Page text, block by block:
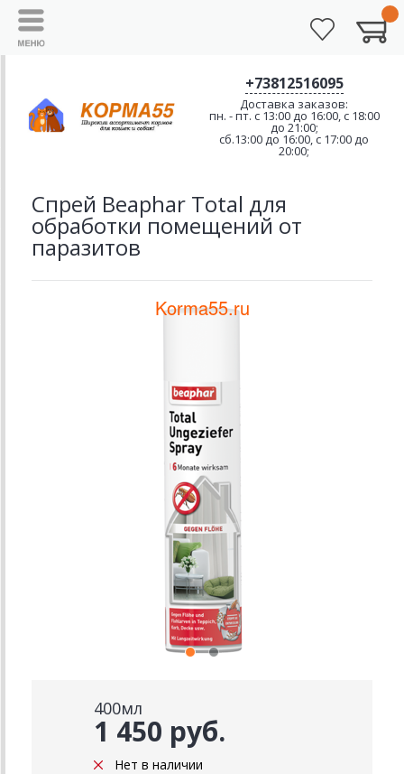
+73812516095
Доставка заказов:
пн. - пт. с 13:00 до 16:00, с 18:00
до 21:00;
сб.13:00 до 16:00, с 17:00 до
20:00;
Спрей Beaphar Total для
обработки помещений от
паразитов
400мл
1 450 руб.
Нет в наличии